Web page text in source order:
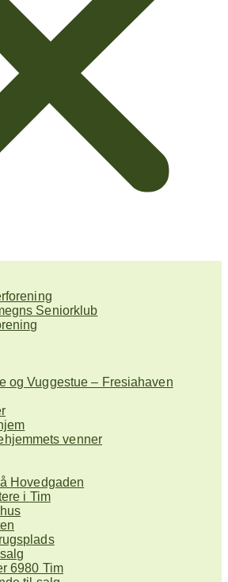
Seniorklub
og Vuggestue – Fresiahaven
venner
Hovedgaden
i Tim
6980 Tim